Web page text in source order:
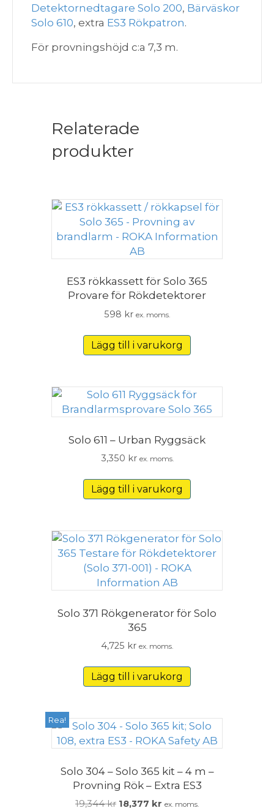
Detektornedtagare Solo 200, Bärväskor
Solo 610, extra ES3 Rökpatron.
För provningshöjd c:a 7,3 m.
Relaterade
produkter
ES3 rökkassett för Solo 365
Provare för Rökdetektorer
598 kr ex. moms.
Lägg till i varukorg
Solo 611 – Urban Ryggsäck
3,350 kr ex. moms.
Lägg till i varukorg
Solo 371 Rökgenerator för Solo
365
4,725 kr ex. moms.
Lägg till i varukorg
Rea!
Solo 304 – Solo 365 kit – 4 m –
Provning Rök – Extra ES3
19,344kr Det
18,377 kr Det
ex. moms.